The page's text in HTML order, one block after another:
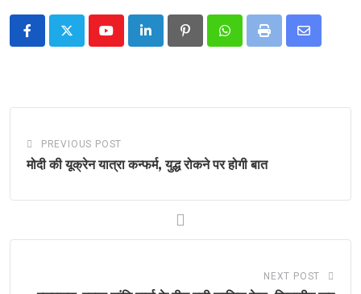
YoutubeLinkedInPinterestWhatsappPrint
Share
PREVIOUS POST
मोदी की यूक्रेन यात्रा कन्फर्म, युद्ध रोकने पर होगी बात
NEXT POST